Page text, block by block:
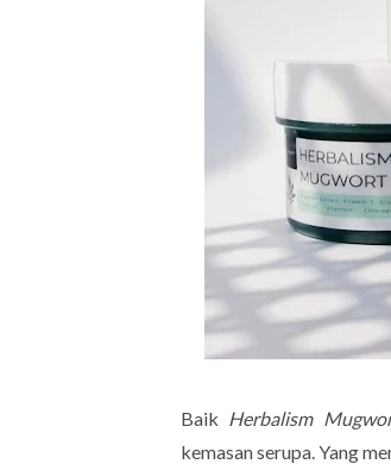
Baik Herbalism
kemasan serupa. Yang